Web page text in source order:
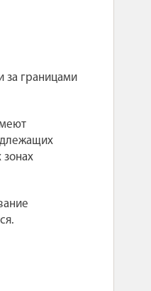
за границами
зонах